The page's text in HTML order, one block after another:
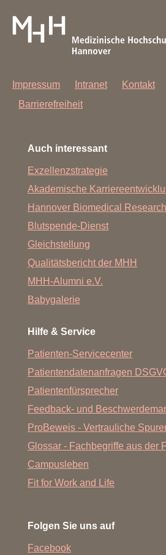
Impressum Intranet Kontakt
Barrierefreiheit
Auch interessant
Exzellenzstrategie
Akademische
Hannover Biomedical
Blutspende-Dienst
Gleichstellung
Qualitätsbericht der MHH
MHH-Alumni e.V.
Babygalerie
Hilfe & Service
Patienten-Servicecenter
Patientendatenanfragen
Patientenfürsprecher
Feedback- und
ProBeweis - Vertrauliche
Glossar - Fachbegriffe aus der
Campusleben
Fit for Work and Life
Folgen Sie uns auf
Facebook